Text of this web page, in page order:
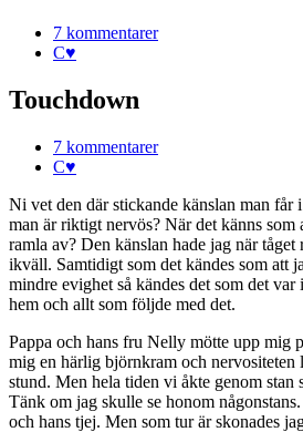
7 kommentarer
C♥
Touchdown
7 kommentarer
C♥
Ni vet den där stickande känslan man får
man är riktigt nervös? När det känns som
ramla av? Den känslan hade jag när
ikväll. Samtidigt som det kändes som att
mindre evighet så kändes det som det
hem och allt som följde med det.
Pappa och hans fru Nelly mötte upp mig
mig en härlig björnkram och nervositeten
stund. Men hela tiden vi åkte genom stan
Tänk om jag skulle se honom
och hans tjej. Men som tur är skonades